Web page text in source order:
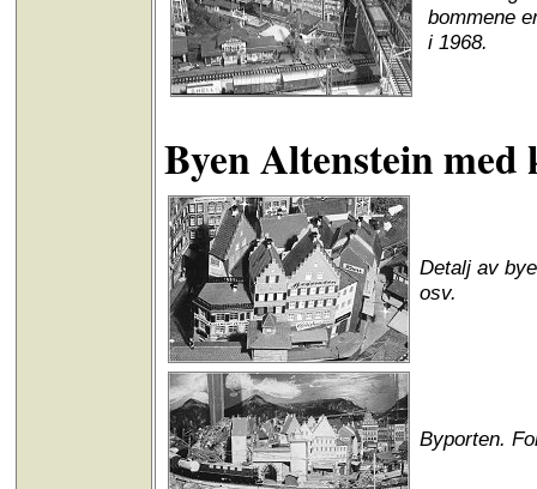
bommene
i 1968.
Byen Altenstein
Detalj av
osv.
Byporten.